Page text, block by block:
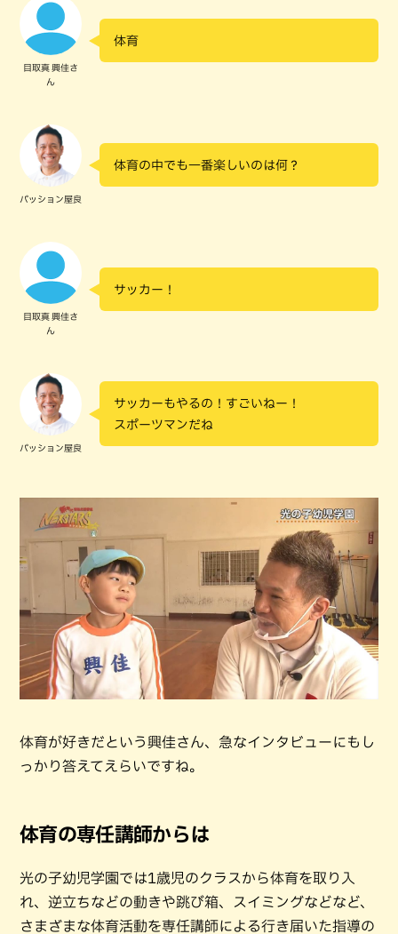
目取真 興佳さ
ん
体育
パッション屋良
体育の中でも一番楽しいのは何？
目取真 興佳さ
ん
サッカー！
パッション屋良
サッカーもやるの！すごいねー！
スポーツマンだね
体育が好きだという興佳さん、急なインタビューにもし
っかり答えてえらいですね。
体育の専任講師からは
光の子幼児学園では1歳児のクラスから体育を取り入
れ、逆立ちなどの動きや跳び箱、スイミングなどなど、
さまざまな体育活動を専任講師による行き届いた指導の